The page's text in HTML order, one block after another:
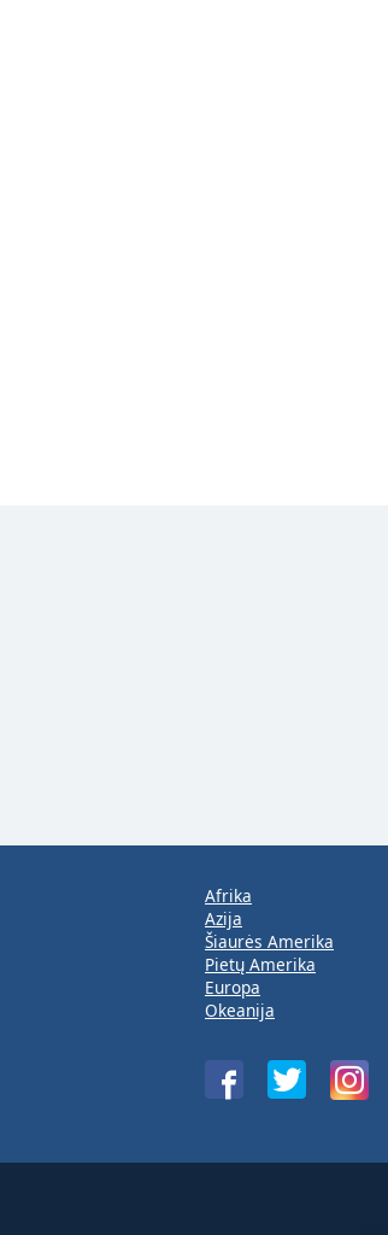
Afrika
Azija
Šiaurės Amerika
Pietų Amerika
Europa
Okeanija